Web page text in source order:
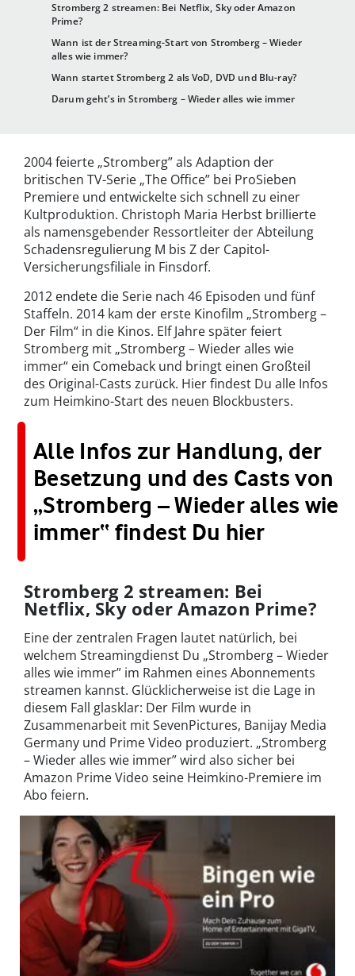
Stromberg 2 streamen: Bei Netflix, Sky oder Amazon
Prime?
Wann ist der Streaming-Start von Stromberg – Wieder
alles wie immer?
Wann startet Stromberg 2 als VoD, DVD und Blu-ray?
Darum geht’s in Stromberg – Wieder alles wie immer
2004 feierte „Stromberg” als Adaption der
britischen TV-Serie „The Office” bei ProSieben
Premiere und entwickelte sich schnell zu einer
Kultproduktion. Christoph Maria Herbst brillierte
als namensgebender Ressortleiter der Abteilung
Schadensregulierung M bis Z der Capitol-
Versicherungsfiliale in Finsdorf.
2012 endete die Serie nach 46 Episoden und fünf
Staffeln. 2014 kam der erste Kinofilm „Stromberg –
Der Film“ in die Kinos. Elf Jahre später feiert
Stromberg mit „Stromberg – Wieder alles wie
immer“ ein Comeback und bringt einen Großteil
des Original-Casts zurück. Hier findest Du alle Infos
zum Heimkino-Start des neuen Blockbusters.
Alle Infos zur Handlung, der
Besetzung und des Casts von
„Stromberg – Wieder alles wie
immer“ findest Du hier
Stromberg 2 streamen: Bei
Netflix, Sky oder Amazon Prime?
Eine der zentralen Fragen lautet natürlich, bei
welchem Streamingdienst Du „Stromberg – Wieder
alles wie immer” im Rahmen eines Abonnements
streamen kannst. Glücklicherweise ist die Lage in
diesem Fall glasklar: Der Film wurde in
Zusammenarbeit mit SevenPictures, Banijay Media
Germany und Prime Video produziert. „Stromberg
– Wieder alles wie immer” wird also sicher bei
Amazon Prime Video seine Heimkino-Premiere im
Abo feiern.